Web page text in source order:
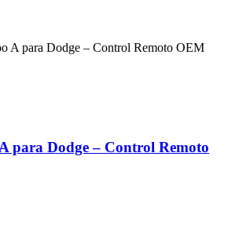
para Dodge – Control Remoto